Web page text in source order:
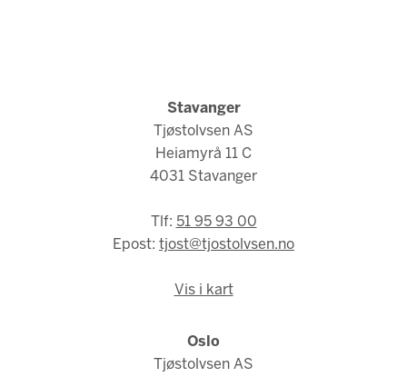
Stavanger
Tjøstolvsen AS
Heiamyrå 11 C
4031 Stavanger
Tlf: 51 95 93 00
Epost: tjost@tjostolvsen.no
Vis i kart
Oslo
Tjøstolvsen AS